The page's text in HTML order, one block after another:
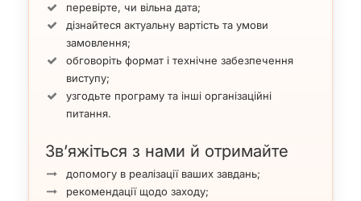
перевірте, чи вільна дата;
дізнайтеся актуальну вартість та умови
замовлення;
обговоріть формат і технічне забезпечення
виступу;
узгодьте програму та інші організаційні
питання.
Зв’яжіться з нами й отримайте
допомогу в реалізації ваших завдань;
рекомендації щодо заходу;